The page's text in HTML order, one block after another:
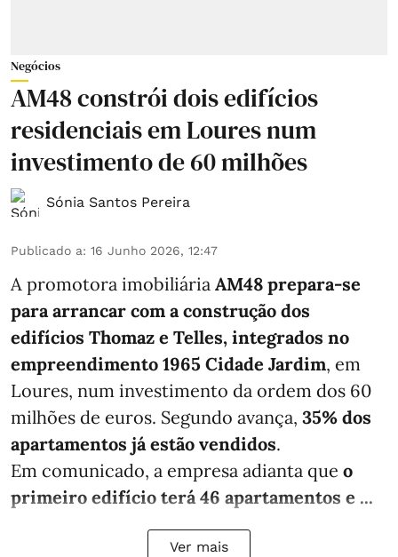
Negócios
AM48 constrói dois edifícios
residenciais em Loures num
investimento de 60 milhões
Sónia Santos Pereira
Publicado a: 16 Junho 2026, 12:47
A promotora imobiliária AM48 prepara-se
para arrancar com a construção dos
edifícios Thomaz e Telles, integrados no
empreendimento 1965 Cidade Jardim, em
Loures, num investimento da ordem dos 60
milhões de euros. Segundo avança, 35% dos
apartamentos já estão vendidos.
Em comunicado, a empresa adianta que o
primeiro edifício terá 46 apartamentos e ...
Ver mais